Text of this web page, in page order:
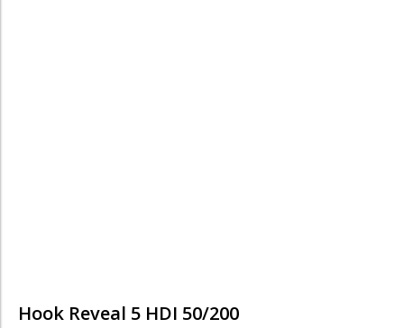
Hook Reveal 5 HDI 50/200